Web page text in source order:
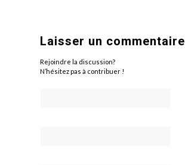
Laisser un commentaire
Rejoindre la discussion?
N’hésitez pas à contribuer !